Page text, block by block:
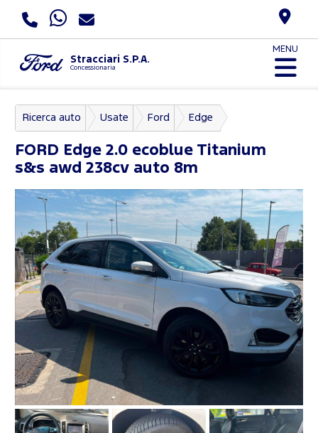
Stracciari S.P.A.
Concessionaria
MENU
Ricerca auto Usate Ford Edge
FORD Edge 2.0 ecoblue Titanium
s&s awd 238cv auto 8m